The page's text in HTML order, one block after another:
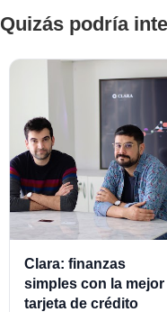
Quizás podría
Clara: finanzas
simples con la mejor
tarjeta de crédito